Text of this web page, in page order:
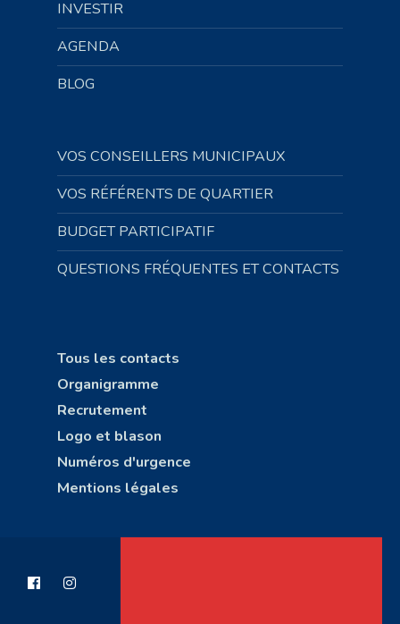
INVESTIR
AGENDA
BLOG
VOS CONSEILLERS MUNICIPAUX
VOS RÉFÉRENTS DE QUARTIER
BUDGET PARTICIPATIF
QUESTIONS FRÉQUENTES ET CONTACTS
Tous les contacts
Organigramme
Recrutement
Logo et blason
Numéros d'urgence
Mentions légales